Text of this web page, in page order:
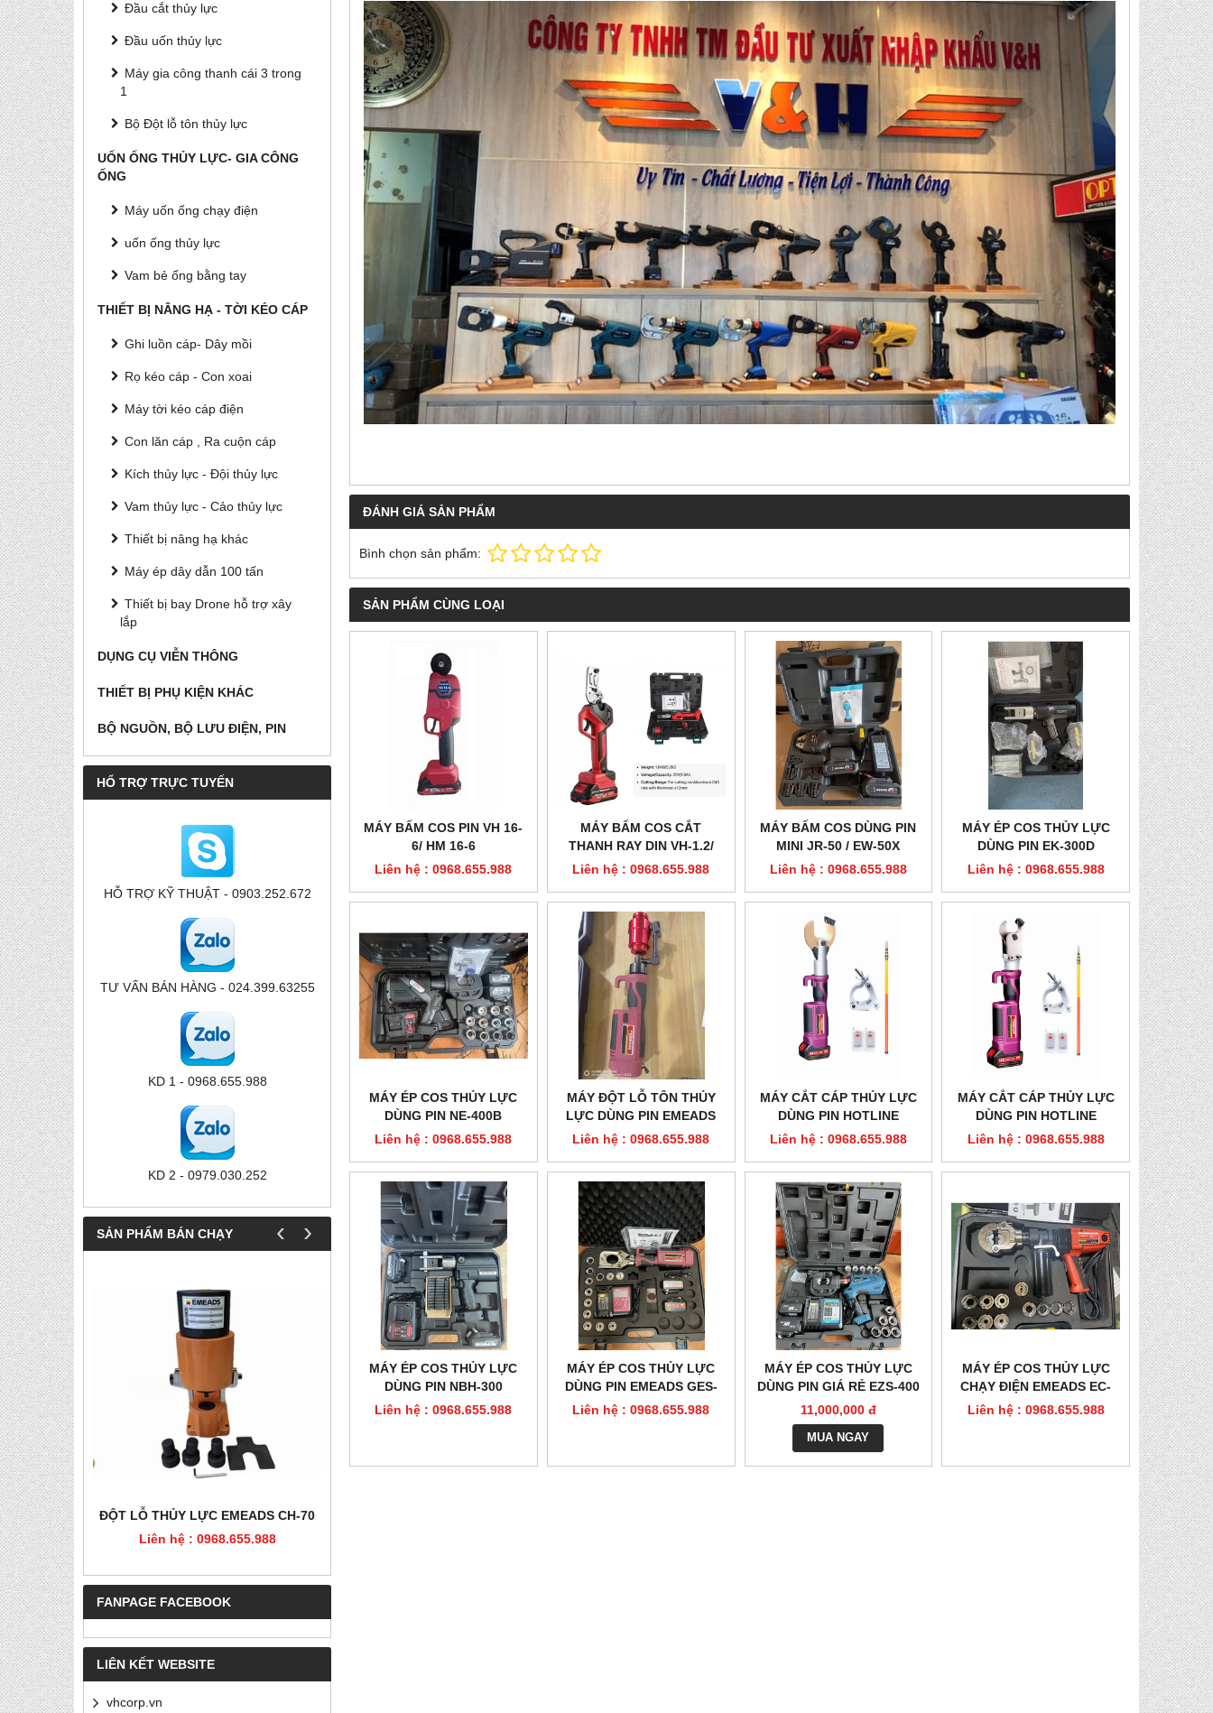
Đầu cắt thủy lực
Đầu uốn thủy lực
Máy gia công thanh cái 3 trong
1
Bộ Đột lỗ tôn thủy lực
UỐN ỐNG THỦY LỰC- GIA CÔNG
ỐNG
Máy uốn ống chạy điện
uốn ống thủy lực
Vam bẻ ống bằng tay
THIẾT BỊ NÂNG HẠ - TỜI KÉO CÁP
Ghi luồn cáp- Dây mồi
Rọ kéo cáp - Con xoai
Máy tời kéo cáp điện
Con lăn cáp , Ra cuộn cáp
Kích thủy lực - Đội thủy lực
Vam thủy lực - Cảo thủy lực
Thiết bị nâng hạ khác
Máy ép dây dẫn 100 tấn
Thiết bị bay Drone hỗ trợ xây
lắp
DỤNG CỤ VIỄN THÔNG
THIẾT BỊ PHỤ KIỆN KHÁC
BỘ NGUỒN, BỘ LƯU ĐIỆN, PIN
HỔ TRỢ TRỰC TUYẾN
HỖ TRỢ KỸ THUẬT - 0903.252.672
TƯ VẤN BÁN HÀNG - 024.399.63255
KD 1 - 0968.655.988
KD 2 - 0979.030.252
SẢN PHẨM BÁN CHẠY
PET
ĐỘT LỖ THỦY LỰC EMEADS CH-70
Liên hệ : 0968.655.988
KÌM BẤM COS
Liên hệ :
‹ ›
FANPAGE FACEBOOK
LIÊN KẾT WEBSITE
vhcorp.vn
ĐÁNH GIÁ SẢN PHẨM
Bình chọn sản phẩm:
SẢN PHẨM CÙNG LOẠI
MÁY BẤM COS PIN VH 16-
6/ HM 16-6
Liên hệ : 0968.655.988
MÁY BẤM COS CẮT
THANH RAY DIN VH-1.2/
HM-1.2
Liên hệ : 0968.655.988
MÁY BẤM COS DÙNG PIN
MINI JR-50 / EW-50X
Liên hệ : 0968.655.988
MÁY ÉP COS THỦY LỰC
DÙNG PIN EK-300D
Liên hệ : 0968.655.988
MÁY ÉP COS THỦY LỰC
DÙNG PIN NE-400B
Liên hệ : 0968.655.988
MÁY ĐỘT LỖ TÔN THỦY
LỰC DÙNG PIN EMEADS
GES-EWK-8AL
Liên hệ : 0968.655.988
MÁY CẮT CÁP THỦY LỰC
DÙNG PIN HOTLINE
EMEADS GES-50CY
Liên hệ : 0968.655.988
MÁY CẮT CÁP THỦY LỰC
DÙNG PIN HOTLINE
EMEADS GES-32CY
Liên hệ : 0968.655.988
MÁY ÉP COS THỦY LỰC
DÙNG PIN NBH-300
Liên hệ : 0968.655.988
MÁY ÉP COS THỦY LỰC
DÙNG PIN EMEADS GES-
60UNV
Liên hệ : 0968.655.988
MÁY ÉP COS THỦY LỰC
DÙNG PIN GIÁ RẺ EZS-400
11,000,000 đ
MUA NGAY
MÁY ÉP COS THỦY LỰC
CHẠY ĐIỆN EMEADS EC-
300
Liên hệ : 0968.655.988